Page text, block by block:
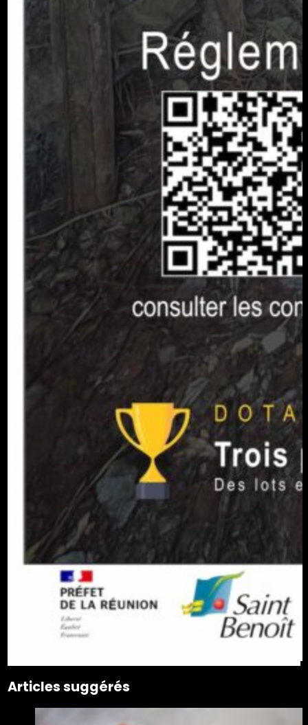
Articles suggérés